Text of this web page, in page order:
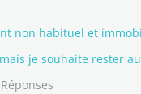
non habituel et
je souhaite rester